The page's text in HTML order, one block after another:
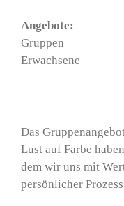
Angebote:
Gruppen
Erwachsene
Das
Lust auf Farbe
dem wir uns mit
persönlicher